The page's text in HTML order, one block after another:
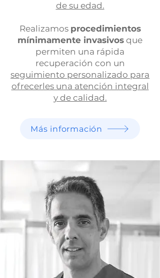
de su edad.
Realizamos procedimientos
mínimamente invasivos que
permiten una rápida
recuperación con un
seguimiento personalizado para
ofrecerles una atención integral
y de calidad.
Más información